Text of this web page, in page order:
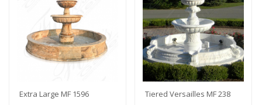
Extra Large MF 1596 Tiered Versailles MF 238